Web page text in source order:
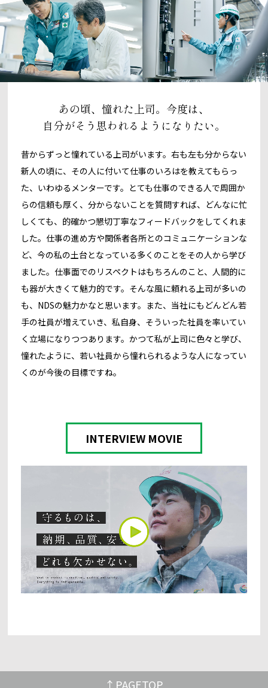
あの頃、憧れた上司。今度は、
自分がそう思われるようになりたい。
昔からずっと憧れている上司がいます。右も左も分からない
新人の頃に、その人に付いて仕事のいろはを教えてもらっ
た、いわゆるメンターです。とても仕事のできる人で周囲か
らの信頼も厚く、分からないことを質問すれば、どんなに忙
しくても、的確かつ懇切丁寧なフィードバックをしてくれま
した。仕事の進め方や関係者各所とのコミュニケーションな
ど、今の私の土台となっている多くのことをその人から学び
ました。仕事面でのリスペクトはもちろんのこと、人間的に
も器が大きくて魅力的です。そんな風に頼れる上司が多いの
も、NDSの魅力かなと思います。また、当社にもどんどん若
手の社員が増えていき、私自身、そういった社員を率いてい
く立場になりつつあります。かつて私が上司に色々と学び、
憧れたように、若い社員から憧れられるような人になってい
くのが今後の目標ですね。
INTERVIEW MOVIE
PAGETOP